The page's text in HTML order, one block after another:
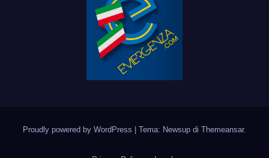
Proudly powered by WordPress Tema: Newsup di Themeansar.